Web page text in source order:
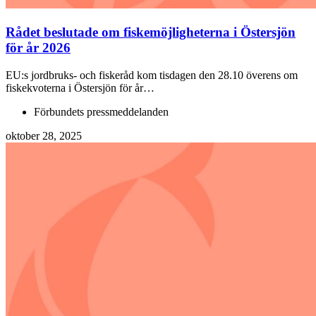
Rådet beslutade om fiskemöjligheterna i Östersjön
för år 2026
EU:s jordbruks- och fiskeråd kom tisdagen den 28.10 överens om
fiskekvoterna i Östersjön för år…
Förbundets pressmeddelanden
oktober 28, 2025